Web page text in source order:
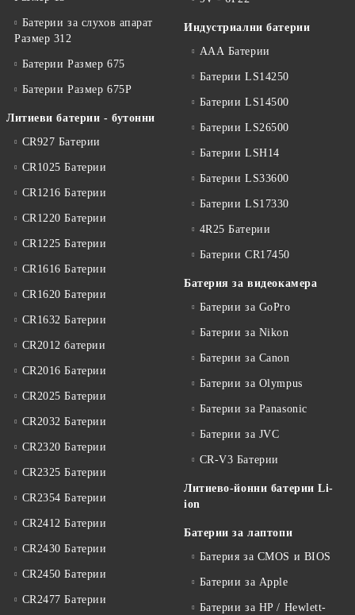
Батерии за слухов апарат
Размер 312
Батерии Размер 675
Батерии Размер 675P
Литиеви батерии - бутонни
CR927 Батерии
CR1025 Батерии
CR1216 Батерии
CR1220 Батерии
CR1225 Батерии
CR1616 Батерии
CR1620 Батерии
CR1632 Батерии
CR2012 батерии
CR2016 Батерии
CR2025 Батерии
CR2032 Батерии
CR2320 Батерии
CR2325 Батерии
CR2354 Батерии
CR2412 Батерии
CR2430 Батерии
CR2450 Батерии
CR2477 Батерии
Индустриални батерии
ААА Батерии
Батерии LS14250
Батерии LS14500
Батерии LS26500
Батерии LSH14
Батерии LS33600
Батерии LS17330
4R25 Батерии
Батерии CR17450
Батерия за видеокамера
Батерии за GoPro
Батерии за Nikon
Батерии за Canon
Батерии за Olympus
Батерии за Panasonic
Батерии за JVC
CR-V3 Батерии
Литиево-йонни батерии Li-
ion
Батерии за лаптопи
Батерия за CMOS и BIOS
Батерии за Apple
Батерии за HP / Hewlett-